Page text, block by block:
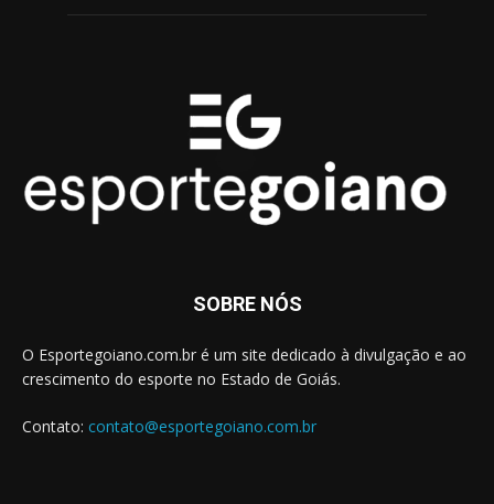
SOBRE NÓS
O Esportegoiano.com.br é um site dedicado à divulgação e ao
crescimento do esporte no Estado de Goiás.
Contato: contato@esportegoiano.com.br